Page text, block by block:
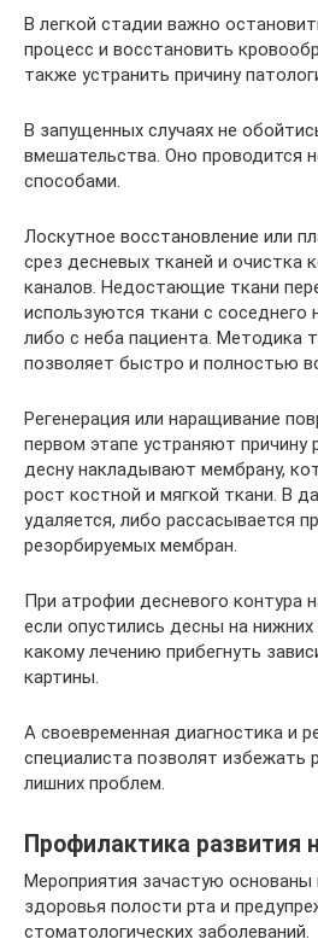
В легкой стадии важно
процесс и восстановить
также устранить причину
В запущенных случаях не
вмешательства. Оно проводится
способами.
Лоскутное восстановление или
срез десневых тканей и очистка
каналов. Недостающие ткани
используются ткани с соседнего
либо с неба пациента. Методика
позволяет быстро и полностью
Регенерация или наращивание
первом этапе устраняют причину
десну накладывают мембрану,
рост костной и мягкой ткани. В
удаляется, либо рассасывается
резорбируемых мембран.
При атрофии десневого контура
если опустились десны на
какому лечению прибегнуть
картины.
А своевременная диагностика и
специалиста позволят избежать
лишних проблем.
Профилактика развития
Мероприятия зачастую основаны
здоровья полости рта и
стоматологических заболеваний.